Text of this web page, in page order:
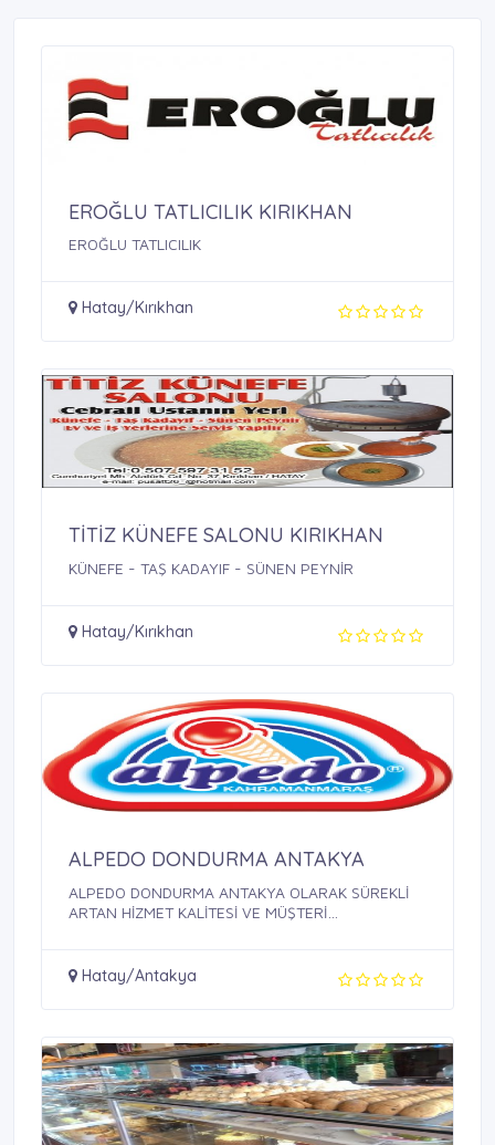
EROĞLU TATLICILIK KIRIKHAN
EROĞLU TATLICILIK
Hatay/Kırıkhan
TİTİZ KÜNEFE SALONU KIRIKHAN
KÜNEFE - TAŞ KADAYIF - SÜNEN PEYNİR
Hatay/Kırıkhan
ALPEDO DONDURMA ANTAKYA
ALPEDO DONDURMA ANTAKYA OLARAK SÜREKLİ
ARTAN HİZMET KALİTESİ VE MÜŞTERİ
Hatay/Antakya